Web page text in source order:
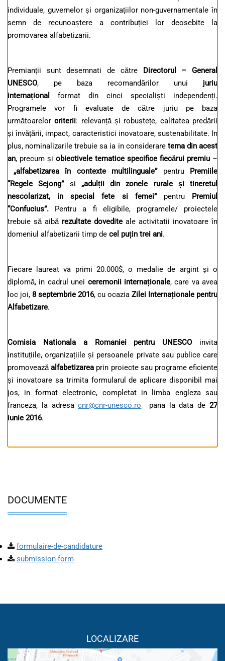
individuale, guvernelor și organizațiilor non-guvernamentale în
semn de recunoaștere a contribuției lor deosebite la
promovarea alfabetizarii.
Premianții sunt desemnati de către Directorul – General
UNESCO, pe baza recomandărilor unui juriu
internațional
format din cinci specialiști independenți.
Programele vor fi evaluate de către juriu pe baza
următoarelorcriterii: relevanță și robustețe, calitatea predării
și învățării, impact, caracteristici inovatoare, sustenabilitate. In
plus, nominalizarile trebuie sa ia in considerare tema din acest
an, precum și obiectivele tematice specifice fiecărui premiu –
„alfabetizarea în contexte multilinguale”pentru Premiile
“Regele Sejong”si „adul ții din zonele rurale și tineretul
nescolarizat, in special fete si femei” pentru Premiul
“Confucius”. Pentru a fi eligibile, programele/ proiectele
trebuie să aibă rezultate dovedite ale activitatii inovatoare în
domeniul alfabetizarii timp de cel puțin trei ani.
Fiecare laureat va primi 20.000$, o medalie de argint și o
diplomă, in cadrul unei ceremonii internaționale, care va avea
loc joi, 8 septembrie 2016, cu ocazia Zilei Internaționale pentru
Alfabetizare.
Comisia Nationala a Romaniei pentru UNESCO invita
instituțiile, organizațiile și persoanele private sau publice care
promoveazăalfabetizarea prin proiecte sau programe eficiente
și inovatoare sa trimita formularul de aplicare disponibil mai
jos, in format electronic, completat in limba engleza sau
franceza, la adresacnr@cnr-unesco.ro pana la data de27
iunie 2016.
DOCUMENTE
formulaire-de-candidature
submission-form
LOCALIZARE